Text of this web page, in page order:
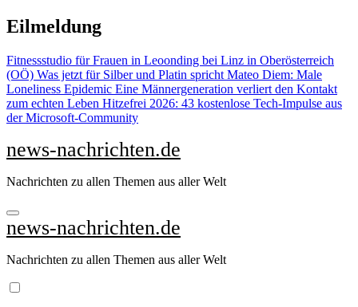
Zu
Inhalten
Eilmeldung
Fitnessstudio für Frauen in Leoonding bei Linz in Oberösterreich
(OÖ) Was jetzt für Silber und Platin spricht Mateo Diem: Male
Loneliness Epidemic Eine Männergeneration verliert den Kontakt
zum echten Leben Hitzefrei 2026: 43 kostenlose Tech-Impulse aus
der Microsoft-Community
news-nachrichten.de
Nachrichten zu allen Themen aus aller Welt
news-nachrichten.de
Nachrichten zu allen Themen aus aller Welt